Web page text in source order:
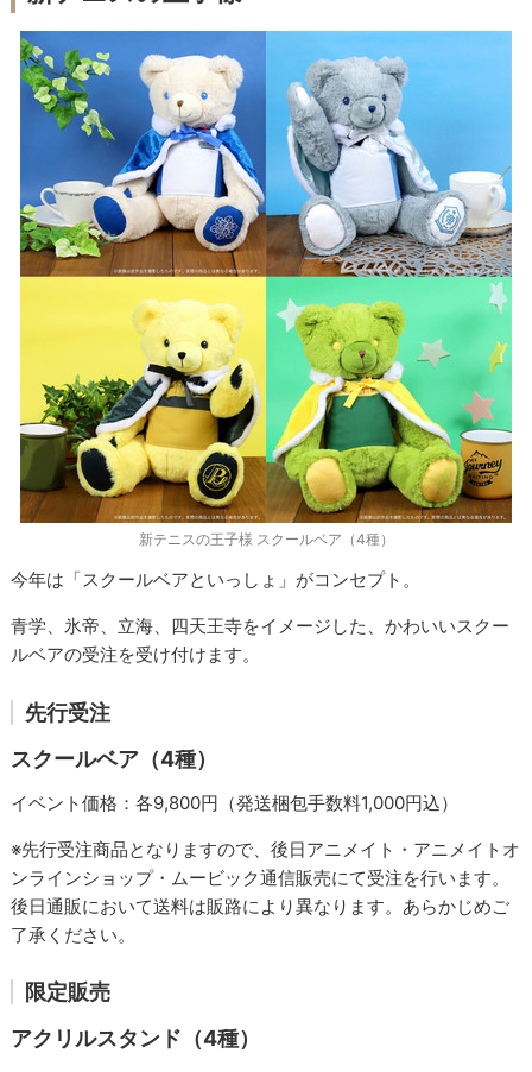
新テニスの王子様 スクールベア（4種）
今年は「スクールベアといっしょ」がコンセプト。
青学、氷帝、立海、四天王寺をイメージした、かわいいスクー
ルベアの受注を受け付けます。
先行受注
スクールベア（4種）
イベント価格：各9,800円（発送梱包手数料1,000円込）
※先行受注商品となりますので、後日アニメイト・アニメイトオ
ンラインショップ・ムービック通信販売にて受注を行います。
後日通販において送料は販路により異なります。あらかじめご
了承ください。
限定販売
アクリルスタンド（4種）